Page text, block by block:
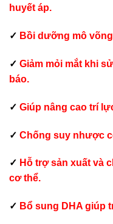
huyết áp.
✓ Bồi dưỡng mô
✓ Giảm mỏi mắt khi
báo.
✓ Giúp nâng cao trí
✓ Chống suy nhược
✓ Hỗ trợ sản xuất và
cơ thể.
✓ Bổ sung DHA giúp